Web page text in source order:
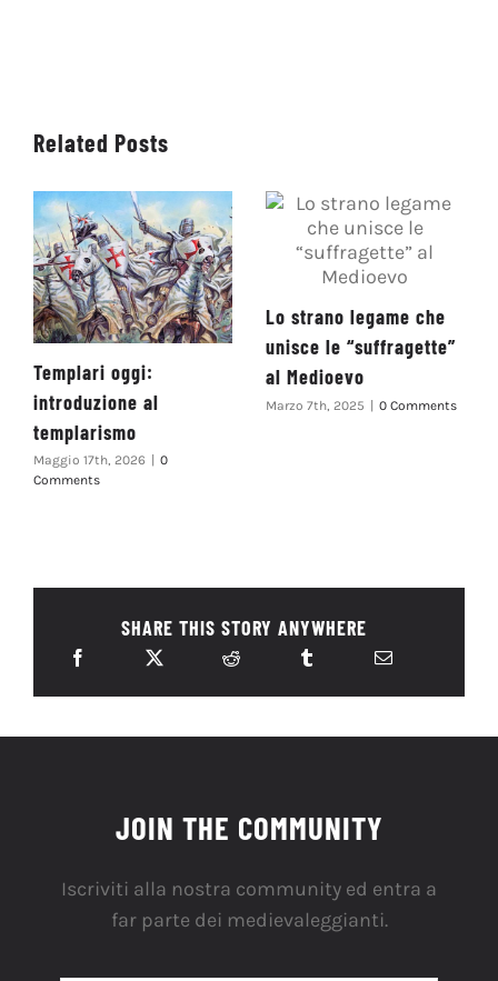
Related Posts
Templari oggi:
introduzione al
templarismo
Maggio 17th, 2026
0
Comments
Lo strano legame che
unisce le “suffragette”
al Medioevo
Marzo 7th, 2025 0 Comments
SHARE THIS STORY ANYWHERE
JOIN THE COMMUNITY
Iscriviti alla nostra community ed entra a
far parte dei medievaleggianti.